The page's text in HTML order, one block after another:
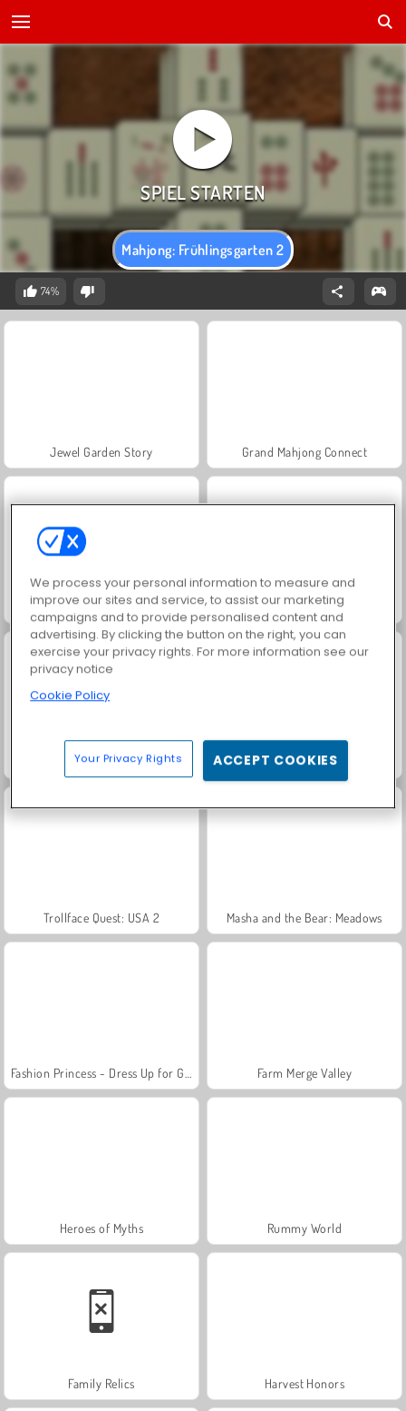
Mahjong: Frühlingsgarten 2
74%
Jewel Garden Story Grand Mahjong Connect
Juice Merge Solitär FRVR
Scala 40 Solitaire Social
Trollface Quest: USA 2 Masha and the Bear: Meadows
Farm Merge Valley
Heroes of Myths Rummy World
Family Relics Harvest Honors
We process your personal information to measure and
improve our sites and service, to assist our marketing
campaigns and to provide personalised content and
advertising. By clicking the button on the right, you can
exercise your privacy rights. For more information see our
privacy notice
Cookie Policy
Your Privacy Rights ACCEPT COOKIES